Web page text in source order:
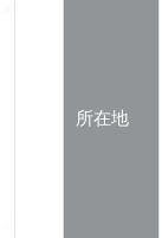
所在地